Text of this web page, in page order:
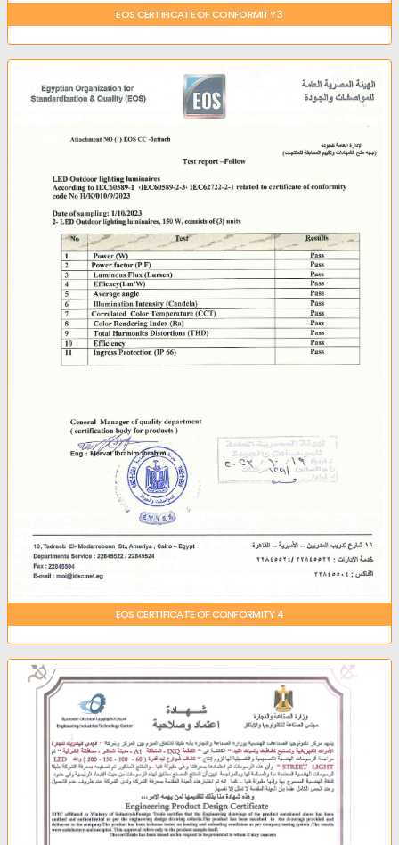
EOS CERTIFICATE OF CONFORMITY 3
EOS CERTIFICATE OF CONFORMITY 4